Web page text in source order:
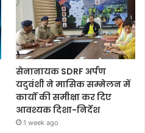
सेनानायक SDRF अर्पण
यदुवंशी ने मासिक सम्मेलन में
कार्यों की समीक्षा कर दिए
आवश्यक दिशा-निर्देश
1 week ago